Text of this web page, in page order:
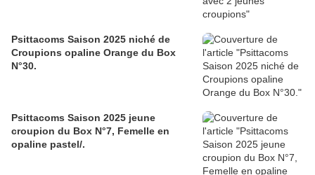
Psittacoms Saison 2025 niché de
Croupions opaline Orange du Box
N°30.
Psittacoms Saison 2025 jeune
croupion du Box N°7, Femelle en
opaline pastel/.